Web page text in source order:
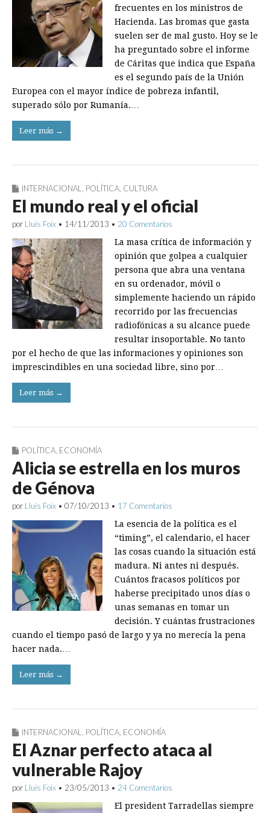
frecuentes en los ministros de
Hacienda. Las bromas que gasta
suelen ser de mal gusto. Hoy se le
ha preguntado sobre el informe
de Cáritas que indica que España
es el segundo país de la Unión
Europea con el mayor índice de pobreza infantil,
superado sólo por Rumanía.…
Leer más →
INTERNACIONAL, POLÍTICA, CULTURA
El mundo real y el oficial
por Lluís Foix • 14/11/2013 • 20 Comentarios
La masa crítica de información y
opinión que golpea a cualquier
persona que abra una ventana
en su ordenador, móvil o
simplemente haciendo un rápido
recorrido por las frecuencias
radiofónicas a su alcance puede
resultar insoportable. No tanto
por el hecho de que las informaciones y opiniones son
imprescindibles en una sociedad libre, sino por…
Leer más →
POLÍTICA ECONOMÍA
Alicia se estrella en los muros
de Génova
por Lluís Foix • 07/10/2013 • 17 Comentarios
La esencia de la política es el
“timing”, el calendario, el hacer
las cosas cuando la situación está
madura. Ni antes ni después.
Cuántos fracasos políticos por
haberse precipitado unos días o
unas semanas en tomar un
decisión. Y cuántas frustraciones
cuando el tiempo pasó de largo y ya no merecía la pena
hacer nada.…
Leer más →
INTERNACIONAL POLÍTICA ECONOMÍA
El Aznar perfecto ataca al
vulnerable Rajoy
por Lluís Foix • 23/05/2013 • 24 Comentarios
El president Tarradellas siempre